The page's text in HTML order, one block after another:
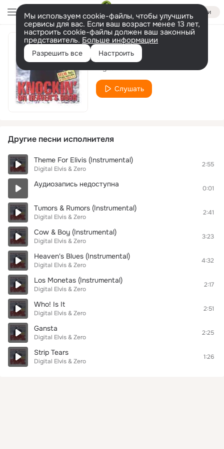
Войти
Мы используем cookie-файлы, чтобы улучшить
сервисы для вас. Если ваш возраст менее 13 лет,
настроить cookie-файлы должен ваш законный
представитель. Больше информации
Разрешить все Настроить
Cow & Boy
Слушать
Другие песни исполнителя
Theme For Elivis (Instrumental)
Digital Elvis & Zero
2:55
Аудиозапись недоступна 0:01
Tumors & Rumors (Instrumental)
Digital Elvis & Zero
2:41
Cow & Boy (Instrumental)
Digital Elvis & Zero
3:23
Heaven's Blues (Instrumental)
Digital Elvis & Zero
4:32
Los Monetas (Instrumental)
Digital Elvis & Zero
2:17
Who! Is It
Digital Elvis & Zero
2:51
Gansta
Digital Elvis & Zero
2:25
Strip Tears
Digital Elvis & Zero
1:26